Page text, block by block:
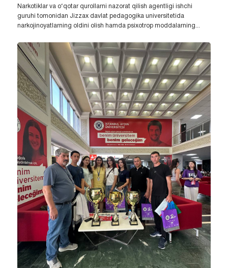
Narkotiklar va o‘qotar qurollarni nazorat qilish agentligi ishchi
guruhi tomonidan Jizzax davlat pedagogika universitetida
narkojinoyatlarning oldini olish hamda psixotrop moddalarning...